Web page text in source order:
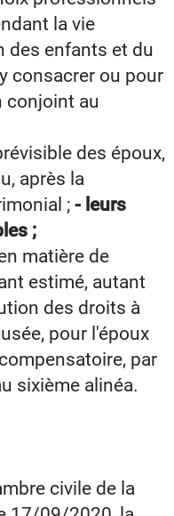
la vie
des enfants et du
consacrer ou pour
conjoint au
des époux,
après la
; - leurs
;
matière de
estimé, autant
des droits à
pour l'époux
par
sixième alinéa.
civile de la